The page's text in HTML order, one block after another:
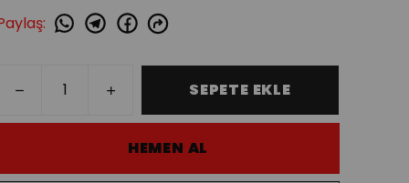
:
SEPETE EKLE
HEMEN AL